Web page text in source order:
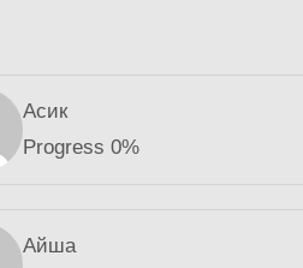
Асик
Progress 0%
Айша